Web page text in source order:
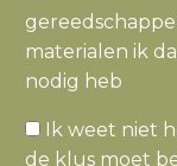
materialen ik
nodig heb
Ik weet niet
de klus moet